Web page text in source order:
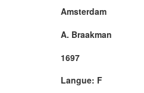
Amsterdam
A. Braakman
1697
Langue: F